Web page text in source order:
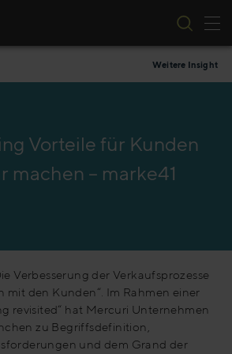
springen
Weitere Insight
Vorteile für Kunden
machen – marke41
Verbesserung der Verkaufsprozesse
mit den Kunden“. Im Rahmen einer
revisited“ hat Mercuri Unternehmen
zu Begriffsdefinition,
und dem Grand der